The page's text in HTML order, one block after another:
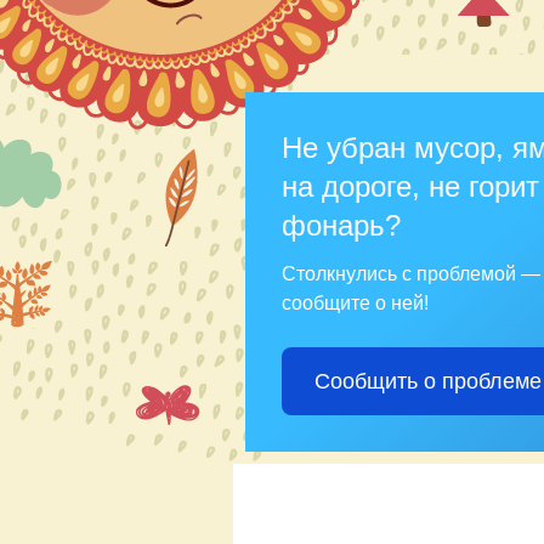
Не убран мусор,
на дороге, не горит
фонарь?
Столкнулись с проблемой —
сообщите о ней!
Сообщить о проблеме